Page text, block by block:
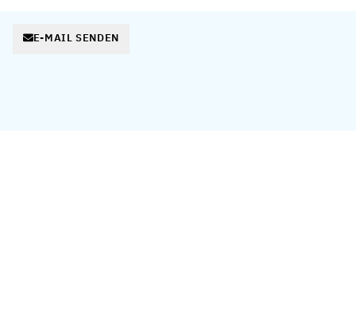
E-MAIL SENDEN